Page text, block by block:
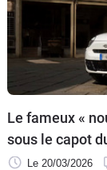
Le fameux «
sous le capot
Le 20/03/2026